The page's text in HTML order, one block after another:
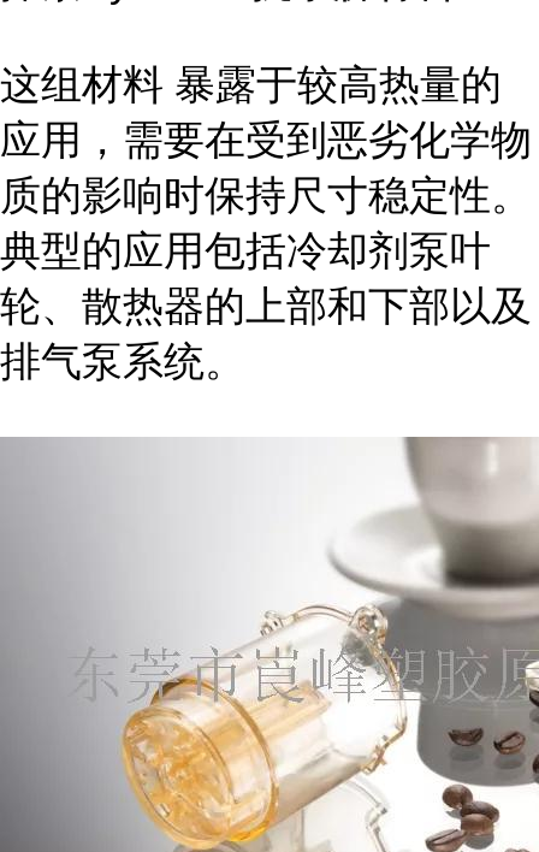
这组材料 暴露于较高热量的
应用，需要在受到恶劣化学物
质的影响时保持尺寸稳定性。
典型的应用包括冷却剂泵叶
轮、散热器的上部和下部以及
排气泵系统。